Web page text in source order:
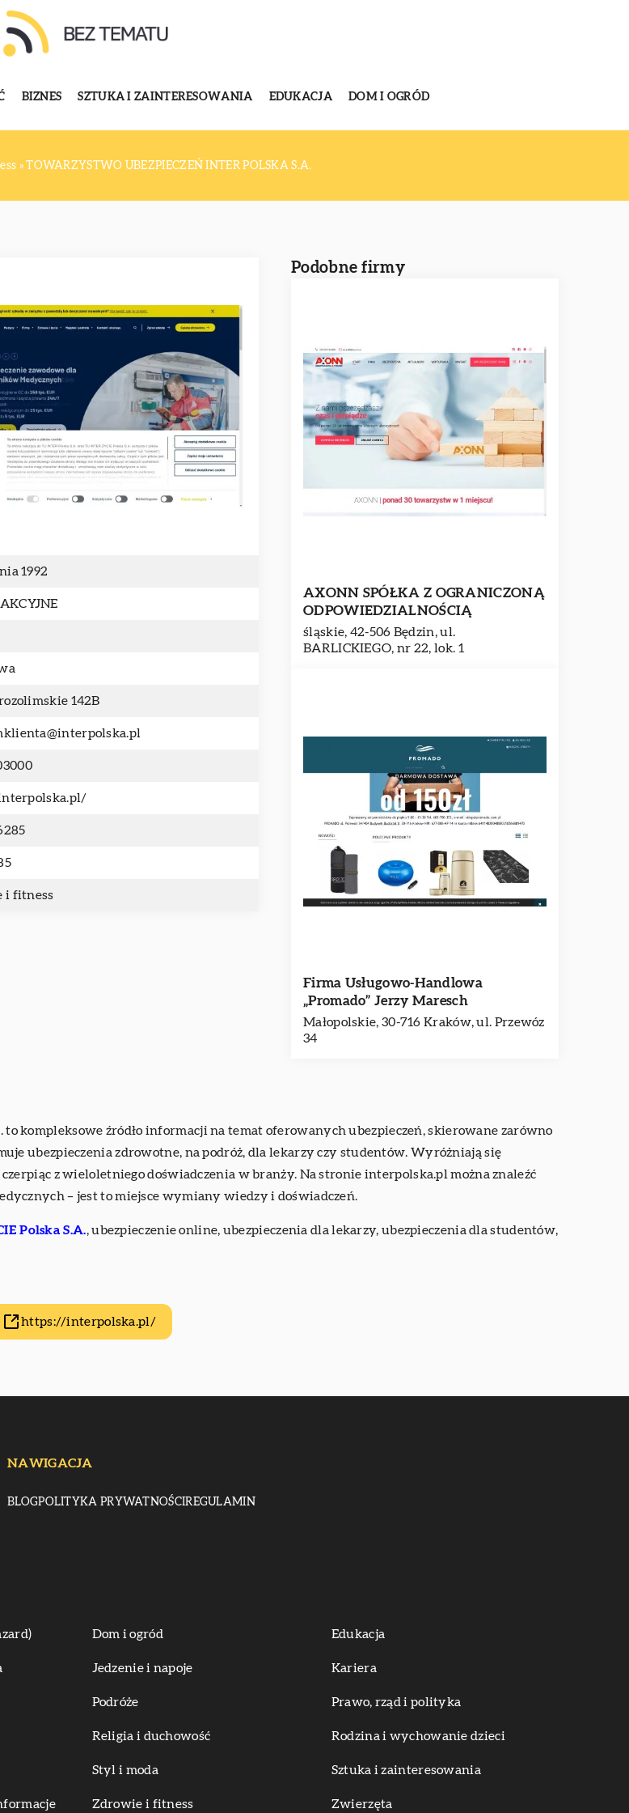
BIZNES SZTUKA I ZAINTERESOWANIA EDUKACJA DOM I OGRÓD
»TOWARZYSTWO UBEZPIECZEŃ INTER POLSKA S.A.
1992
142B
i fitness
Podobne firmy
AXONN SPÓŁKA Z OGRANICZONĄ
ODPOWIEDZIALNOŚCIĄ
śląskie, 42-506 Będzin, ul.
BARLICKIEGO, nr 22, lok. 1
Firma Usługowo-Handlowa
„Promado” Jerzy Maresch
Małopolskie, 30-716 Kraków, ul. Przewóz
34
kompleksowe źródło informacji na temat oferowanych ubezpieczeń, skierowane zarówno
ubezpieczenia zdrowotne, na podróż, dla lekarzy czy studentów. Wyróżniają się
z wieloletniego doświadczenia w branży. Na stronie interpolska.pl można znaleźć
– jest to miejsce wymiany wiedzy i doświadczeń.
Polska S.A., ubezpieczenie online, ubezpieczenia dla lekarzy, ubezpieczenia dla studentów,
https://interpolska.pl/
NAWIGACJA
BLOGPOLITYKA PRYWATNOŚCIREGULAMIN
Dom i ogród Edukacja
Jedzenie i napoje Kariera
Podróże Prawo, rząd i polityka
Religia i duchowość Rodzina i wychowanie dzieci
Styl i moda Sztuka i zainteresowania
Zdrowie i fitness Zwierzęta